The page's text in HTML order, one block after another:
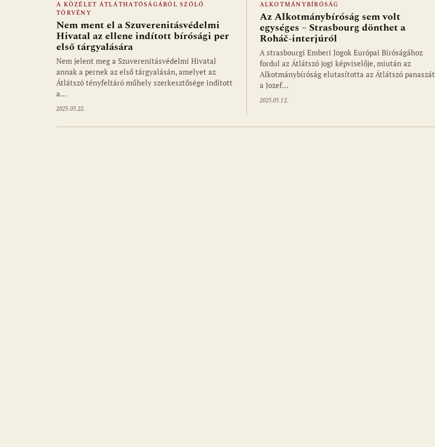
A KÖZÉLET ÁTLÁTHATÓSÁGÁRÓL SZÓLÓ
TÖRVÉNY
Nem ment el a Szuverenitásvédelmi
Hivatal az ellene indított bírósági per
első tárgyalására
Nem jelent meg a Szuverenitásvédelmi Hivatal
annak a pernek az első tárgyalásán, amelyet az
Átlátszó tényfeltáró műhely szerkesztősége indított
a…
2025.05.22.
ALKOTMÁNYBÍRÓSÁG
Az Alkotmánybíróság sem volt
egységes – Strasbourg dönthet a
Roháč-interjúról
A strasbourgi Emberi Jogok Európai Bíróságához
fordul az Átlátszó jogi képviselője, miután az
Alkotmánybíróság elutasította az Átlátszó panaszát
a Jozef…
2025.05.12.